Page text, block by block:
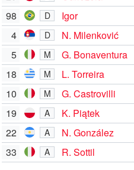
98 D
Igor
4
D
N. Milenković
5
M G. Bonaventura
18 M L. Torreira
10 M
G. Castrovilli
19
A K. Piątek
22 A
N. González
33
A R. Sottil